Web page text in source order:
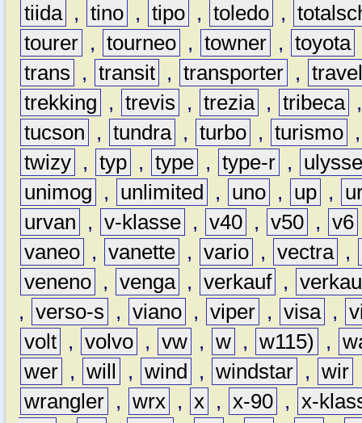
tiida , tino , tipo , toledo ,
tourer , tourneo , towner , toyota
trans
, transit , transporter ,
trekking
, trevis , trezia , tribeca
tucson
, tundra , turbo , turismo
twizy , typ , type , type-r ,
unimog
, unlimited , uno , up ,
urvan
, v-klasse , v40 , v50 , v6
vaneo , vanette , vario , vectra ,
veneno , venga , verkauf ,
, verso-s , viano , viper , visa ,
volt , volvo , vw , w , w115) ,
wer , will , wind , windstar , wir
wrangler , wrx , x , x-90 , x-